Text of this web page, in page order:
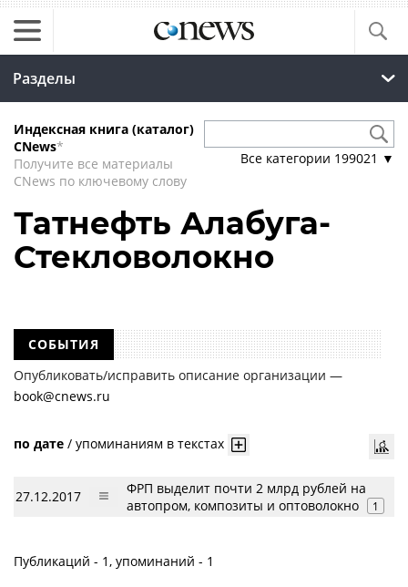
Разделы
Индексная книга (каталог)
CNews*
Получите все материалы
CNews по ключевому слову
Все категории 199021 ▼
Татнефть Алабуга-
Стекловолокно
СОБЫТИЯ
Опубликовать/исправить описание организации —
book@cnews.ru
по дате / упоминаниям в текстах
27.12.2017
ФРП выделит почти 2 млрд рублей на
автопром, композиты и оптоволокно
1
Публикаций - 1, упоминаний - 1